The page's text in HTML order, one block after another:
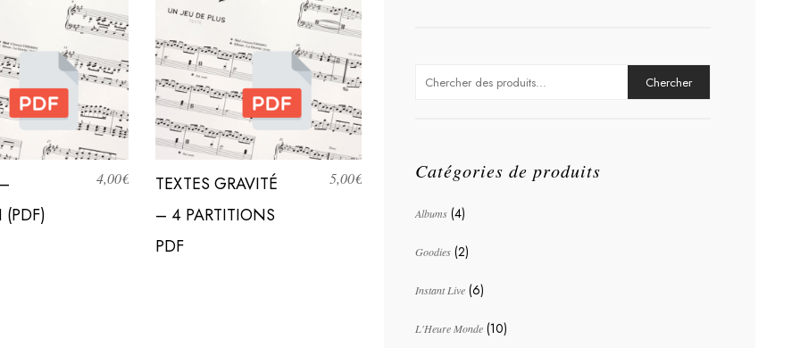
(PDF)
4,00€
TEXTES GRAVITÉ
– 4 PARTITIONS
PDF
5,00€
Search
for:
Catégories de produits
Albums (4)
Goodies (2)
Instant Live (6)
L'Heure Monde (10)